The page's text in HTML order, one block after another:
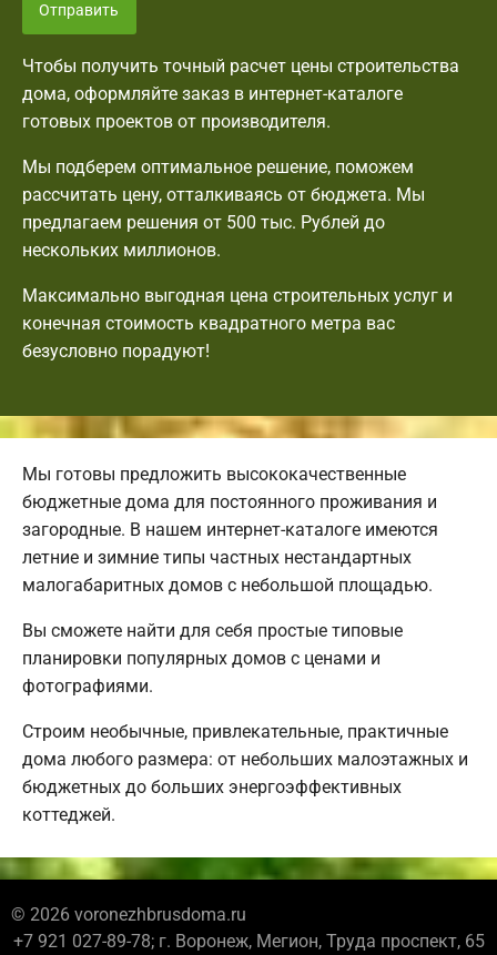
Отправить
Чтобы получить точный расчет цены строительства
дома, оформляйте заказ в интернет-каталоге
готовых проектов от производителя.
Мы подберем оптимальное решение, поможем
рассчитать цену, отталкиваясь от бюджета. Мы
предлагаем решения от 500 тыс. Рублей до
нескольких миллионов.
Максимально выгодная цена строительных услуг и
конечная стоимость квадратного метра вас
безусловно порадуют!
Мы готовы предложить высококачественные
бюджетные дома для постоянного проживания и
загородные. В нашем интернет-каталоге имеются
летние и зимние типы частных нестандартных
малогабаритных домов с небольшой площадью.
Вы сможете найти для себя простые типовые
планировки популярных домов с ценами и
фотографиями.
Строим необычные, привлекательные, практичные
дома любого размера: от небольших малоэтажных и
бюджетных до больших энергоэффективных
коттеджей.
© 2026 voronezhbrusdoma.ru
+7 921 027-89-78; г. Воронеж, Мегион, Труда проспект, 65